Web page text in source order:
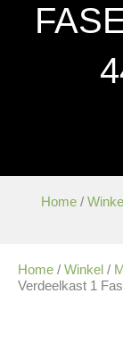
Home /
Home / Winkel /
Verdeelkast 1